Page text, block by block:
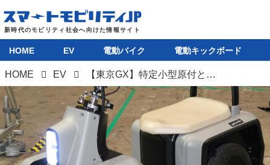
HOME EV 電動バイク 電動キックボード
HOME EV 【東京GX】特定小型原付と出力1.1MWのハイパーEV、対極の位置にあるふたつの四輪電動モビリティ